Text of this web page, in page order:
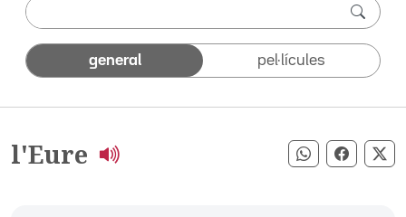
general pel·lícules
l'Eure Compartir